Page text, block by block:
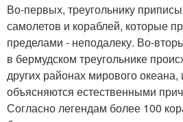
Во-первых, треугольнику
самолетов и кораблей, которые
пределами - неподалеку. Во-
в бермудском треугольнике
других районах мирового океана,
объясняются естественными
Согласно легендам более 100